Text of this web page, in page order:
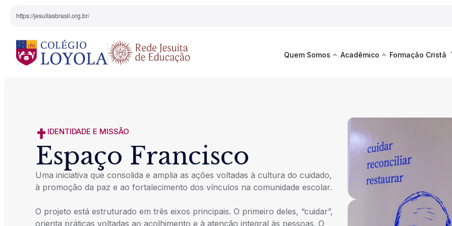
https://jesuitasbrasil.org.br/
Quem Somos
Nossa História
Pedagogia Inaciana
Arte e Cultura
Documentos Institucionais
eventos
Ver
Acadêmico
Espaço Francisco
Formação Cristã
IDENTIDADE E MISSÃO
Espaço Francisco
Uma iniciativa que consolida e amplia as ações voltadas à cultura do cuidado,
à promoção da paz e ao fortalecimento dos vínculos na comunidade escolar.
O projeto está estruturado em três eixos principais. O primeiro deles, “cuidar”,
orienta práticas voltadas ao acolhimento e à atenção integral às pessoas. O